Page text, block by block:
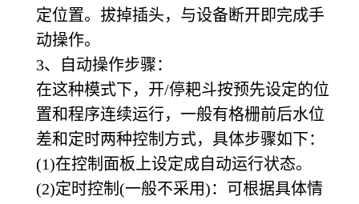
定位置。拔掉插头，与设备断开即完成手
动操作。
3、自动操作步骤：
在这种模式下，开/停耙斗按预先设定的位
置和程序连续运行，一般有格栅前后水位
差和定时两种控制方式，具体步骤如下：
(1)在控制面板上设定成自动运行状态。
(2)定时控制(一般不采用)：可根据具体情